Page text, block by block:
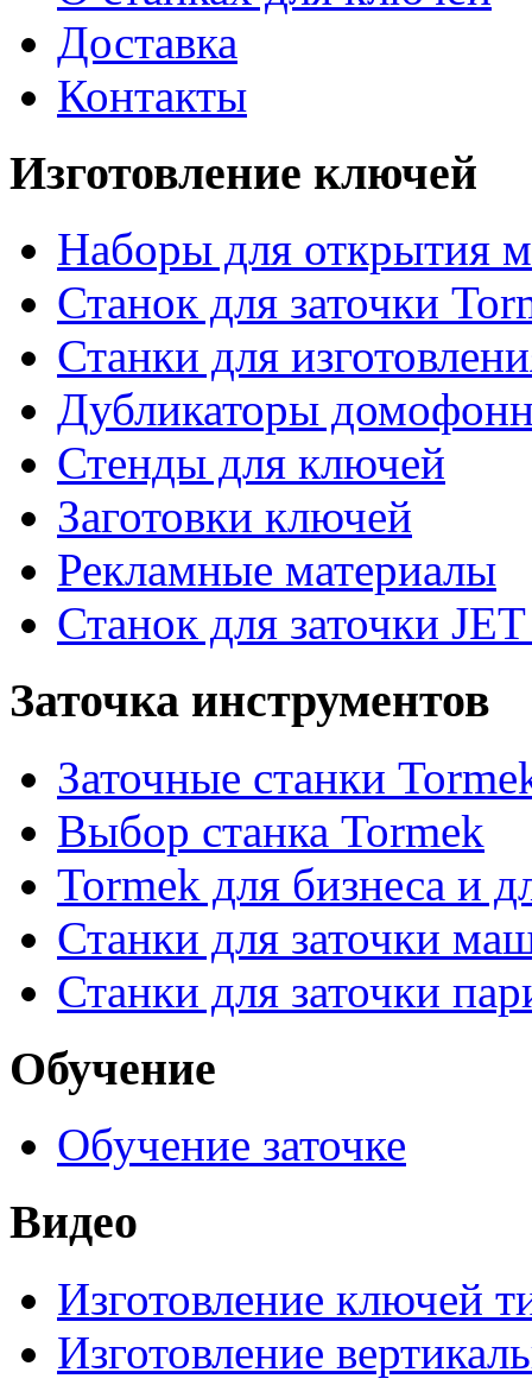
Доставка
Контакты
Изготовление ключей
Наборы для открытия
Станок для заточки
Станки для
Дубликаторы
Стенды для ключей
Заготовки ключей
Рекламные материалы
Станок для заточки
Заточка инструментов
Заточные станки
Выбор станка Tormek
Tormek для бизнеса и
Станки для заточки
Станки для заточки
Обучение
Обучение заточке
Видео
Изготовление ключей
Изготовление